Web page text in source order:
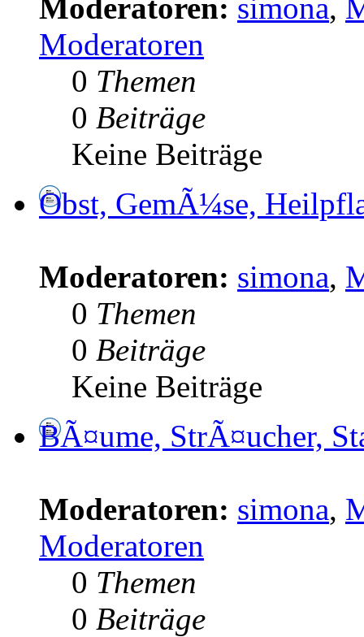
Moderatoren: simona,
Moderatoren
0 Themen
0 Beiträge
Keine Beiträge
Obst, GemÃ¼se,
Moderatoren: simona,
0 Themen
0 Beiträge
Keine Beiträge
BÃ¤ume, StrÃ¤ucher,
Moderatoren: simona,
Moderatoren
0 Themen
0 Beiträge